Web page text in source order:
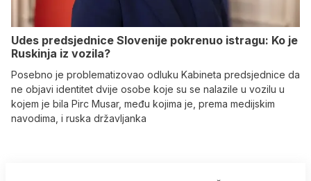
Udes predsjednice Slovenije pokrenuo istragu: Ko je
Ruskinja iz vozila?
Posebno je problematizovao odluku Kabineta predsjednice da
ne objavi identitet dvije osobe koje su se nalazile u vozilu u
kojem je bila Pirc Musar, među kojima je, prema medijskim
navodima, i ruska državljanka